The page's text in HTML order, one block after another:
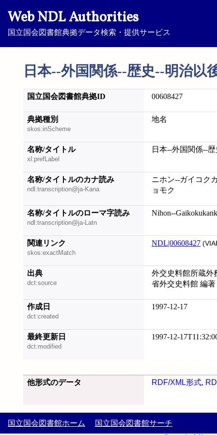
Web NDL Authorities
国立国会図書館典拠データ検索・提供サービス
日本--外国関係--歴史--明治以
国立国会図書館典拠ID 00608427
典拠種別
skos:inScheme
地名
名称/タイトル
xl:prefLabel
日本--外国関係--
名称/タイトルのカナ読み
ndl:transcription@ja-Kana
ニホン--ガイコク
ョモク
名称/タイトルのローマ字読み
ndl:transcription@ja-Latn
Nihon--
関連リンク
skos:exactMatch
NDL|00608427
出典
dct:source
外交史料館所蔵外
省外交史料館 編著
作成日
dct:created
1997-12-17
最終更新日
dct:modified
1997-12-
他形式のデータ RDF/XML形式,
国立国会図書館ホーム 国立国会図書館サーチ